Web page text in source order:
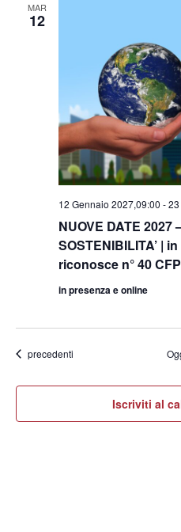
MAR
12
NUOVE DATE
SOSTENIBILITA’ |
riconosce n° 40 CFP
12 Gennaio 2027,09:00 -
in presenza e online
Eventi
precedenti
Iscriviti al